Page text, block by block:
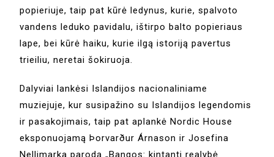
popieriuje, taip pat kūrė ledynus, kurie, spalvoto
vandens leduko pavidalu, ištirpo balto popieriaus
lape, bei kūrė haiku, kurie ilgą istoriją pavertus
trieiliu, neretai šokiruoja.
Dalyviai lankėsi Islandijos nacionaliniame
muziejuje, kur susipažino su Islandijos legendomis
ir pasakojimais, taip pat aplankė Nordic House
eksponuojamą Þorvarður Árnason ir Josefina
Nellimarka parodą „Bangos: kintanti realybė